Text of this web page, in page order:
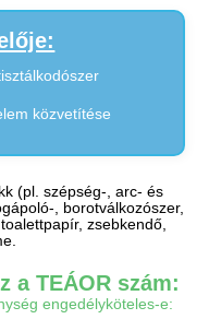
közvetítése
(pl. szépség-, arc- és
, borotválkozószer,
zsebkendő,
a TEÁOR szám:
engedélyköteles-e: